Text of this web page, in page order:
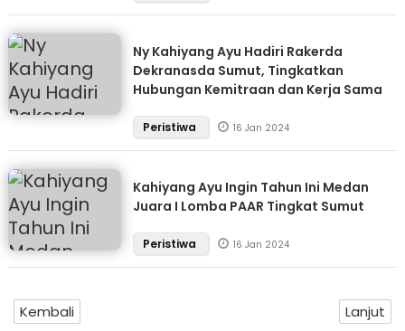
Ny Kahiyang Ayu Hadiri Rakerda
Dekranasda Sumut, Tingkatkan
Hubungan Kemitraan dan Kerja Sama
Peristiwa 16 Jan 2024
Kahiyang Ayu Ingin Tahun Ini Medan
Juara I Lomba PAAR Tingkat Sumut
Peristiwa 16 Jan 2024
Kembali Lanjut